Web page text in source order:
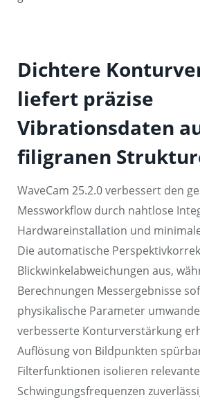
Dichtere
liefert präzise
Vibrationsdaten
filigranen
WaveCam 25.2.0 verbessert den
Messworkflow durch nahtlose
Hardwareinstallation und
Die automatische
Blickwinkelabweichungen aus,
Berechnungen Messergebnisse
physikalische Parameter
verbesserte Konturverstärkung
Auflösung von Bildpunkten
Filterfunktionen isolieren relevante
Schwingungsfrequenzen